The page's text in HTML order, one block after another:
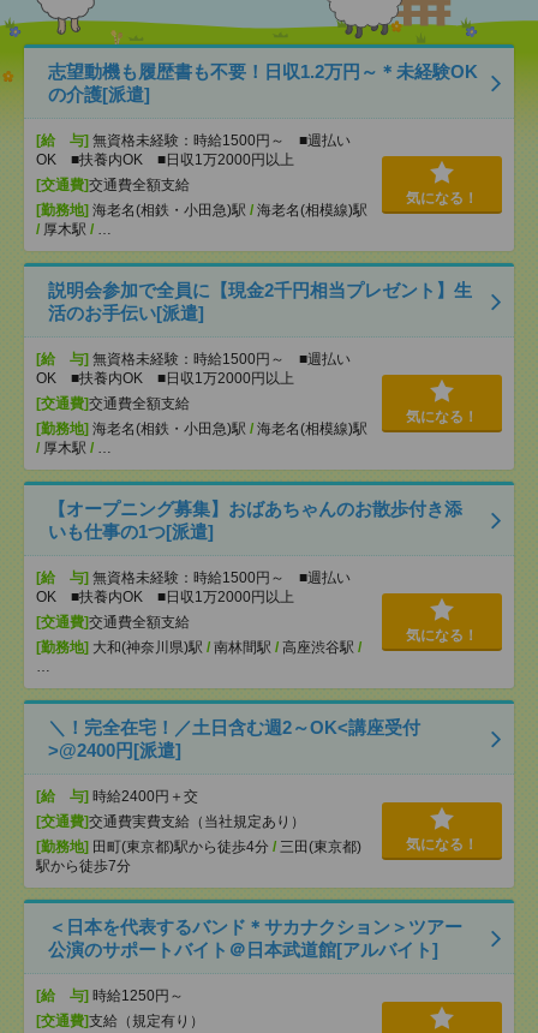
志望動機も履歴書も不要！日収1.2万円～＊未経験OK
の介護[派遣]
[給 与] 無資格未経験：時給1500円～ ■週払い
OK ■扶養内OK ■日収1万2000円以上
[交通費]交通費全額支給
[勤務地] 海老名(相鉄・小田急)駅 / 海老名(相模線)駅
/ 厚木駅 / …
気になる！
説明会参加で全員に【現金2千円相当プレゼント】生
活のお手伝い[派遣]
[給 与] 無資格未経験：時給1500円～ ■週払い
OK ■扶養内OK ■日収1万2000円以上
[交通費]交通費全額支給
[勤務地] 海老名(相鉄・小田急)駅 / 海老名(相模線)駅
/ 厚木駅 / …
気になる！
【オープニング募集】おばあちゃんのお散歩付き添
いも仕事の1つ[派遣]
[給 与] 無資格未経験：時給1500円～ ■週払い
OK ■扶養内OK ■日収1万2000円以上
[交通費]交通費全額支給
[勤務地] 大和(神奈川県)駅 / 南林間駅 / 高座渋谷駅 /
…
気になる！
＼！完全在宅！／土日含む週2～OK<講座受付
>@2400円[派遣]
[給 与] 時給2400円＋交
[交通費]交通費実費支給（当社規定あり）
[勤務地] 田町(東京都)駅から徒歩4分 / 三田(東京都)
駅から徒歩7分
気になる！
＜日本を代表するバンド＊サカナクション＞ツアー
公演のサポートバイト＠日本武道館[アルバイト]
[給 与] 時給1250円～
[交通費]支給（規定有り）